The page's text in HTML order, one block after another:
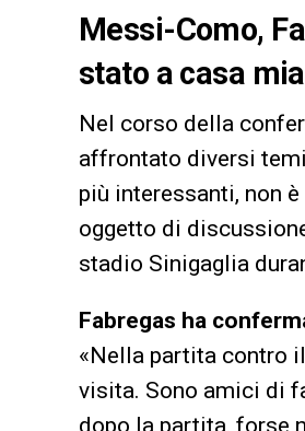
Messi-Como,
stato a casa
Nel corso della
affrontato diversi
più interessanti, non
oggetto di
stadio Sinigaglia
Fabregas ha
«Nella partita contro
visita. Sono amici di
dopo la partita, forse